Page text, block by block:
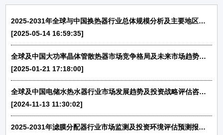
2025-2031年全球与中国换热器行业总体规模分析及主要地区产能产量分析报告
[2025-05-14 16:59:35]
全球及中国大功率晶体管散热器市场竞争格局及未来市场趋势评估预测报告（2024版）-中金企信发布
[2025-01-21 17:18:00]
全球及中国电储水热水器行业市场发展趋势及投资战略评估咨询预测报告（2025版）
[2024-11-13 11:30:02]
2025-2031年滤膜分配器行业市场监测及投资环境评估预测报告-中金企信发布